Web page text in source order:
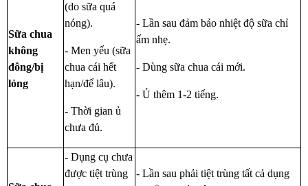
Sữa chua
không
đông/bị
lỏng
(do sữa quá
nóng).
- Men yếu (sữa
chua cái hết
hạn/để lâu).
- Thời gian ủ
chưa đủ.
- Lần sau đảm bảo nhiệt độ sữa chỉ
ấm nhẹ.
- Dùng sữa chua cái mới.
- Ủ thêm 1-2 tiếng.
- Dụng cụ chưa
được tiệt trùng
- Lần sau phải tiệt trùng tất cả dụng